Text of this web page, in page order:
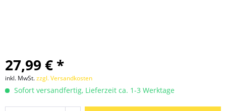
27,99 € *
inkl. MwSt.zzgl. Versandkosten
Sofort versandfertig, Lieferzeit ca. 1-3 Werktage